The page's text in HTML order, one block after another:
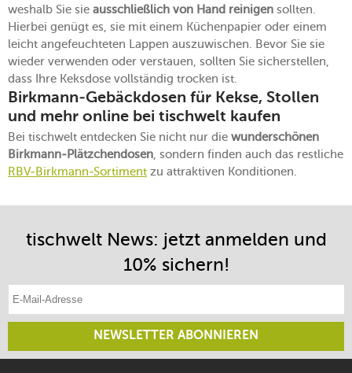
weshalb Sie sie ausschließlich von Hand reinigen sollten.
Hierbei genügt es, sie mit einem Küchenpapier oder einem
leicht angefeuchteten Lappen auszuwischen. Bevor Sie sie
wieder verwenden oder verstauen, sollten Sie sicherstellen,
dass Ihre Keksdose vollständig trocken ist.
Birkmann-Gebäckdosen für Kekse, Stollen
und mehr online bei tischwelt kaufen
Bei tischwelt entdecken Sie nicht nur die wunderschönen
Birkmann-Plätzchendosen, sondern finden auch das restliche
RBV-Birkmann-Sortiment zu attraktiven Konditionen.
tischwelt News: jetzt anmelden und
10% sichern!
NEWSLETTER ABONNIEREN